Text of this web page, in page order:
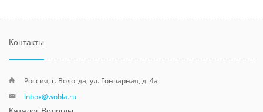
Контакты
Россия, г. Вологда, ул. Гончарная, д. 4а
inbox@wobla.ru